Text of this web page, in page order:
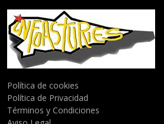
Política de cookies
Política de Privacidad
Términos y Condiciones